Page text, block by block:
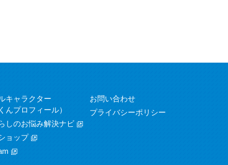
キャラクター
んプロフィール）
しのお悩み解決ナビ
ョップ
お問い合わせ
プライバシーポリシー